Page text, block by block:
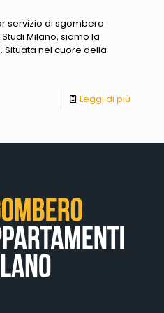
servizio di sgombero
Milano, siamo la
nel cuore della
Leggi di più